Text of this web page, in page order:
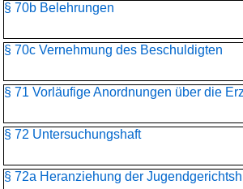
§ 70b Belehrungen
§ 70c Vernehmung des Beschuldigten
§ 71 Vorläufige Anordnungen über die
§ 72 Untersuchungshaft
§ 72a Heranziehung der